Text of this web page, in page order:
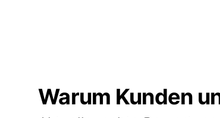
Warum Kunden